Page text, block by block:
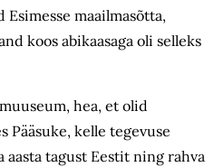
maailmasõtta,
koos abikaasaga oli selleks
hea, et olid
Pääsuke, kelle tegevuse
aasta tagust Eestit ning rahva